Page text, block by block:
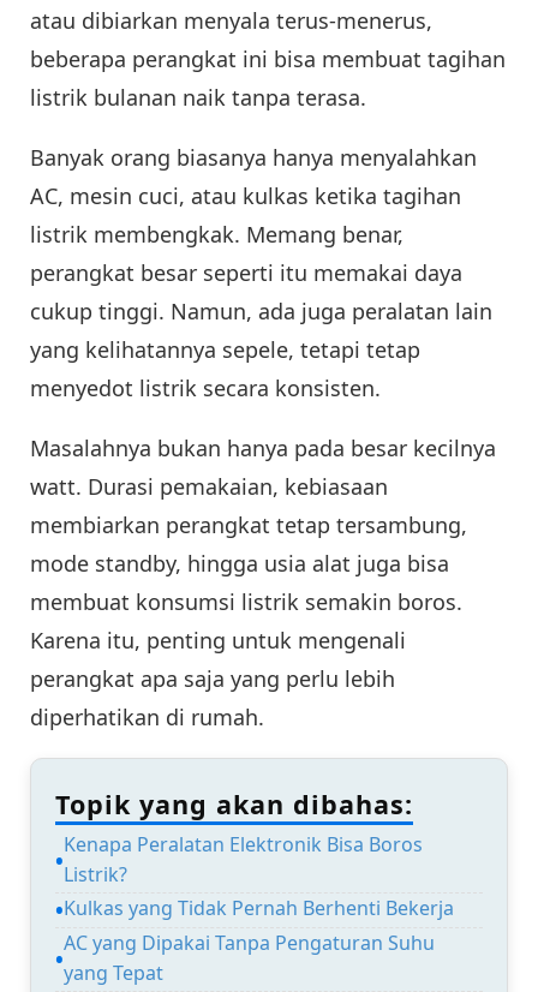
atau dibiarkan menyala terus-menerus,
beberapa perangkat ini bisa membuat tagihan
listrik bulanan naik tanpa terasa.
Banyak orang biasanya hanya menyalahkan
AC, mesin cuci, atau kulkas ketika tagihan
listrik membengkak. Memang benar,
perangkat besar seperti itu memakai daya
cukup tinggi. Namun, ada juga peralatan lain
yang kelihatannya sepele, tetapi tetap
menyedot listrik secara konsisten.
Masalahnya bukan hanya pada besar kecilnya
watt. Durasi pemakaian, kebiasaan
membiarkan perangkat tetap tersambung,
mode standby, hingga usia alat juga bisa
membuat konsumsi listrik semakin boros.
Karena itu, penting untuk mengenali
perangkat apa saja yang perlu lebih
diperhatikan di rumah.
Topik yang akan dibahas:
Kenapa Peralatan Elektronik Bisa Boros
Listrik?
Kulkas yang Tidak Pernah Berhenti Bekerja
AC yang Dipakai Tanpa Pengaturan Suhu
yang Tepat